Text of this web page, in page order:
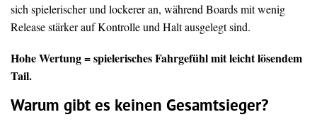
sich spielerischer und lockerer an, während Boards mit wenig
Release stärker auf Kontrolle und Halt ausgelegt sind.
Hohe Wertung = spielerisches Fahrgefühl mit leicht lösendem
Tail.
Warum gibt es keinen Gesamtsieger?